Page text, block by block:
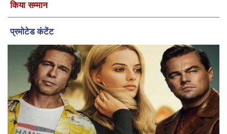
किया सम्मान